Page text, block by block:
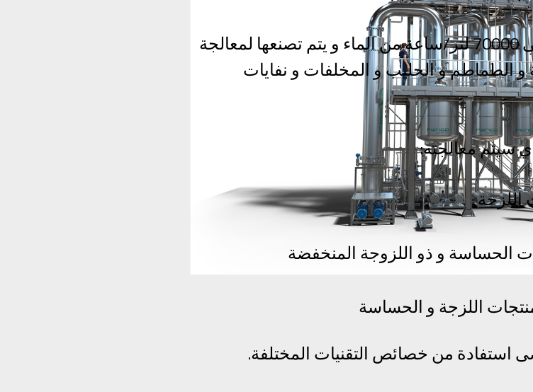
مبخراتنا يمكنها ان تبخر من 500 الى 70000 لتر/ساعة من الماء و يتم تصنعها لمعالجة
و الطماطم و الحليب و المخلفات و نفايات
سيتم معالجته:
اللزجة
الحساسة و ذو اللزوجة المنخفضة
اللزجة و الحساسة
استفادة من خصائص التقنيات المختلفة.